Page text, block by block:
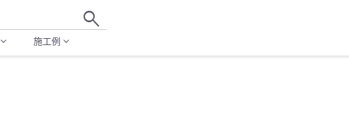
search
expand_more 施工例 expand_more